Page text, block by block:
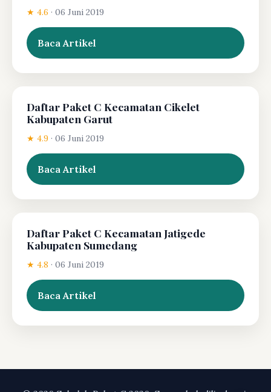
★ 4.6 · 06 Juni 2019
Baca Artikel
Daftar Paket C Kecamatan Cikelet
Kabupaten Garut
★ 4.9 · 06 Juni 2019
Baca Artikel
Daftar Paket C Kecamatan Jatigede
Kabupaten Sumedang
★ 4.8 · 06 Juni 2019
Baca Artikel